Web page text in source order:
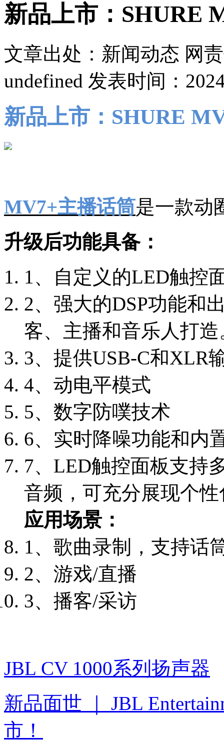
新品上市：SHURE
文章出处：新闻动态 网
undefined 发表时间：
新品上市：SHURE
MV7+主播话筒是一款动
升级后功能具备：
1、自定义的LED触控
2、强大的DSP功能和
客、主播和音乐人打造
3、提供USB-C和XLR
4、动电平模式
5、数字防噗技术
6、实时降噪功能和内
7、LED触控面板支持
音频，可充分展现个
应用场景：
1、歌曲录制，支持话
2、游戏/直播
3、播客/采访
JBL CV 1000系列扬声器
新品面世 ｜ JBL
市！